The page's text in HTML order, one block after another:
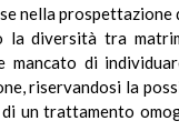
nella
la diversità tra
di
riservandosi la
un trattamento